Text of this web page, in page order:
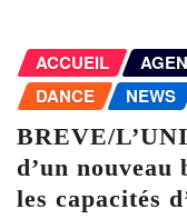
ACCUEIL
DANCE
NEWS
BREVE/
d’un
les capacités